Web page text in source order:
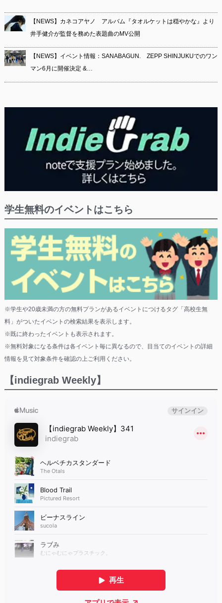
【NEWS】カネコアヤノ アルバム『タオルケットは穏やかな』より
井手健介が監督を務めた表題曲のMV公開
【NEWS】イベント情報：SANABAGUN. ZEPP SHINJUKUでのワン
マン6月に開催決定 &…
学生無料のイベントはこちら
※学生や20歳未満の方の無料プランがあるイベントにつけるタグ「高校生無
料」がついたイベントの検索結果を表示します。
※既に終わったイベントも表示されます。
※無料対象になる条件は各イベント毎に異なるので、目当てのイベントの詳細
情報を見て対象条件を確認の上ご利用ください。
【indiegrab Weekly】